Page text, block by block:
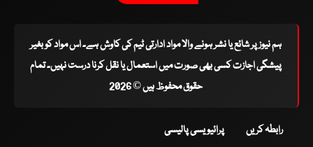
ہم نیوز پر شائع یا نشر ہونے والا مواد ادارتی ٹیم کی کاوش ہے۔ اس مواد کو بغیر
پیشگی اجازت کسی بھی صورت میں استعمال یا نقل کرنا درست نہیں۔ تمام
حقوق محفوظ ہیں © 2026
رابطہ کریں پرائیویسی پالیسی